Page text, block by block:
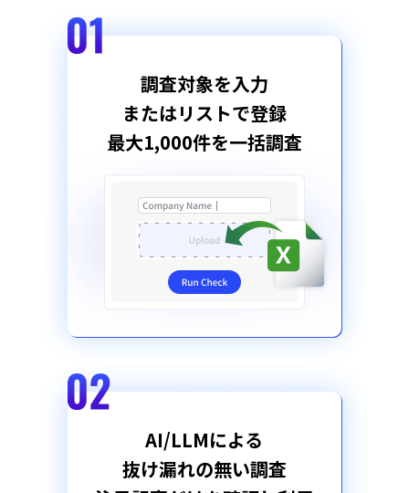
調査対象を入力
またはリストで登録
最大1,000件を一括調査
AI/LLMによる
抜け漏れの無い調査